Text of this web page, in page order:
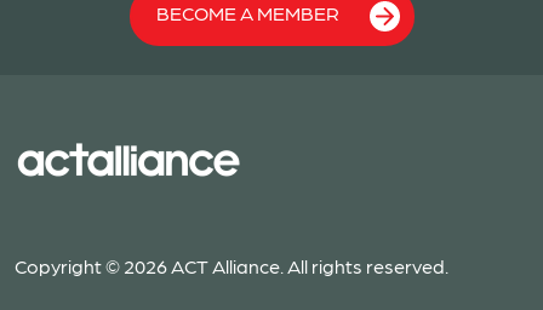
BECOME A MEMBER
Copyright © 2026 ACT Alliance. All rights reserved.